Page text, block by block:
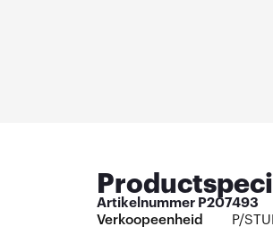
Artikelnummer P207493
Verkoopeenheid
P/